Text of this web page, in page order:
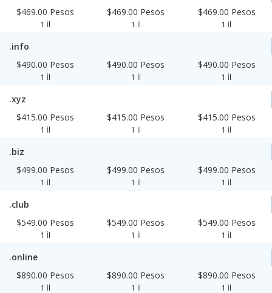
$469.00 Pesos
1 İl
$469.00 Pesos
1 İl
$469.00 Pesos
1 İl
.info
$490.00 Pesos
1 İl
$490.00 Pesos
1 İl
$490.00 Pesos
1 İl
.xyz
$415.00 Pesos
1 İl
$415.00 Pesos
1 İl
$415.00 Pesos
1 İl
.biz
$499.00 Pesos
1 İl
$499.00 Pesos
1 İl
$499.00 Pesos
1 İl
.club
$549.00 Pesos
1 İl
$549.00 Pesos
1 İl
$549.00 Pesos
1 İl
.online
$890.00 Pesos
1 İl
$890.00 Pesos
1 İl
$890.00 Pesos
1 İl